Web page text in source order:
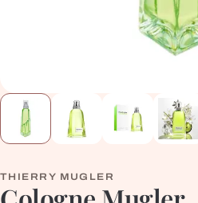
THIERRY MUGLER